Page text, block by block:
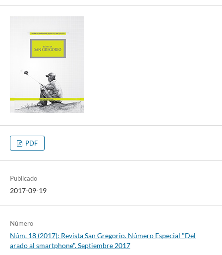
PDF
Publicado
2017-09-19
Número
Núm. 18 (2017): Revista San Gregorio. Número Especial "Del
arado al smartphone". Septiembre 2017